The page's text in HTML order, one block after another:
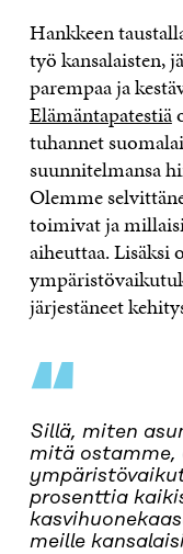
Hankkeen
työ kansalaisten,
parempaa ja
Elämäntapatestiä
tuhannet
suunnitelmansa
Olemme
toimivat ja
aiheuttaa. Lisäksi
järjestäneet
“
Sillä, miten
mitä ostamme,
prosenttia
meille